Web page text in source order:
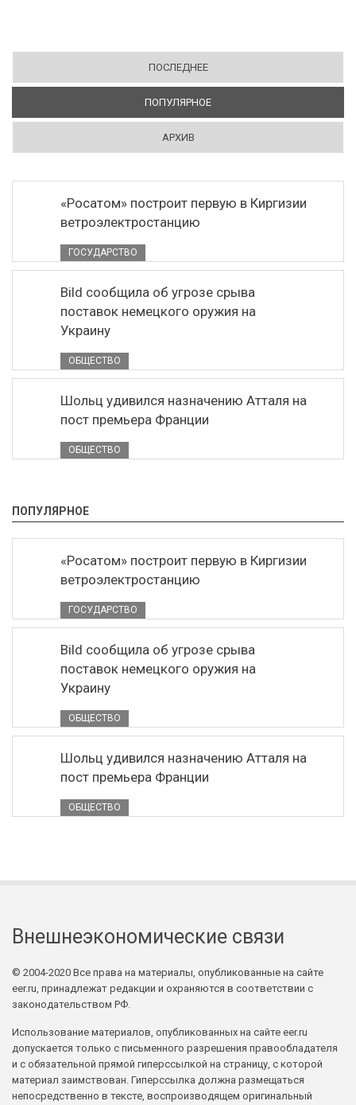
ПОСЛЕДНЕЕ
ПОПУЛЯРНОЕ
АРХИВ
«Росатом» построит первую в Киргизии
ветроэлектростанцию
ГОСУДАРСТВО
Bild сообщила об угрозе срыва
поставок немецкого оружия на
Украину
ОБЩЕСТВО
Шольц удивился назначению Атталя на
пост премьера Франции
ОБЩЕСТВО
ПОПУЛЯРНОЕ
«Росатом» построит первую в Киргизии
ветроэлектростанцию
ГОСУДАРСТВО
Bild сообщила об угрозе срыва
поставок немецкого оружия на
Украину
ОБЩЕСТВО
Шольц удивился назначению Атталя на
пост премьера Франции
ОБЩЕСТВО
Внешнеэкономические связи
© 2004-2020 Все права на материалы, опубликованные на сайте
eer.ru, принадлежат редакции и охраняются в соответствии с
законодательством РФ.
Использование материалов, опубликованных на сайте eer.ru
допускается только с письменного разрешения правообладателя
и с обязательной прямой гиперссылкой на страницу, с которой
материал заимствован. Гиперссылка должна размещаться
непосредственно в тексте, воспроизводящем оригинальный